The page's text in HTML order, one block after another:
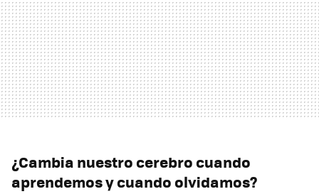
¿Cambia nuestro cerebro cuando
aprendemos y cuando olvidamos?